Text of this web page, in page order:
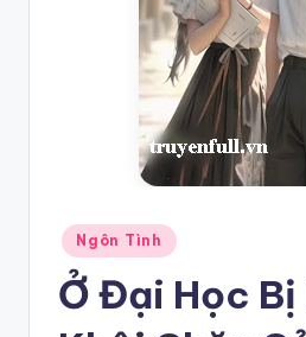
Posted
in
Ngôn Tình
Ở Đại Học Bị